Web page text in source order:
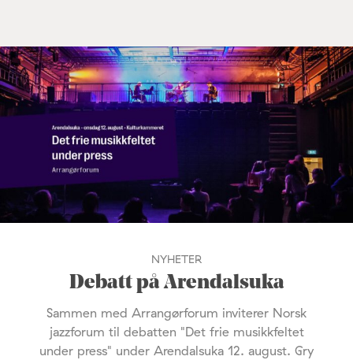
NYHETER
Debatt på Arendalsuka
Sammen med Arrangørforum inviterer Norsk
jazzforum til debatten "Det frie musikkfeltet
under press" under Arendalsuka 12. august. Gry